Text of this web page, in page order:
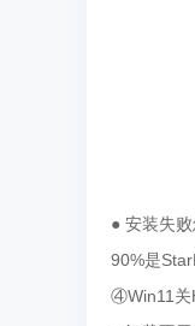
● 安装失
90%是
④Win11关